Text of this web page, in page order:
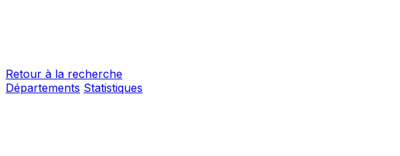
Retour à la recherche
Départements Statistiques